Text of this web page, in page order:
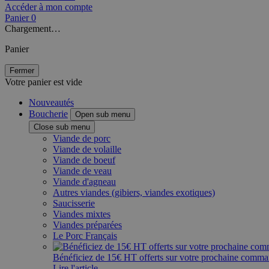
Accéder à mon compte
Panier 0
Chargement…
Panier
Fermer
Votre panier est vide
Nouveautés
Boucherie
Open sub menu
Close sub menu
Viande de porc
Viande de volaille
Viande de boeuf
Viande de veau
Viande d'agneau
Autres viandes (gibiers, viandes exotiques)
Saucisserie
Viandes mixtes
Viandes préparées
Le Porc Français
Bénéficiez de 15€ HT offerts sur votre prochaine